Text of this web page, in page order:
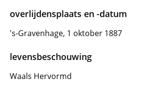
overlijdensplaats en -datum
's-Gravenhage, 1 oktober 1887
levensbeschouwing
Waals Hervormd